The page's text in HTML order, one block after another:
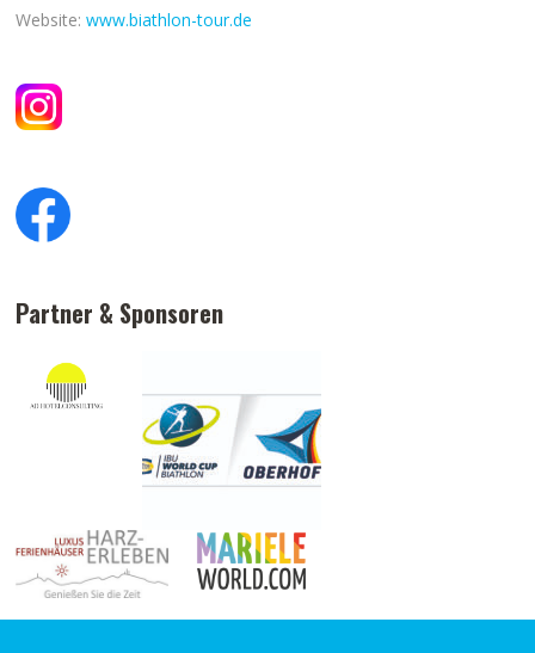
Website:www.biathlon-tour.de
Partner & Sponsoren